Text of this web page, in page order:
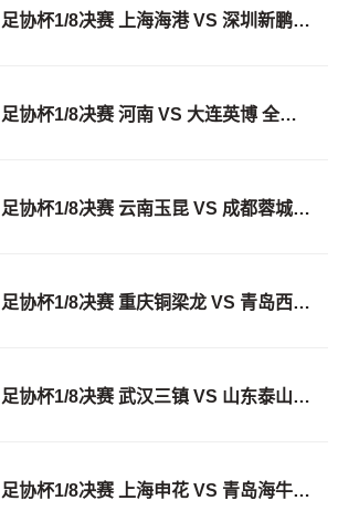
2026年07月21日 足协杯1/8决赛 上海海港 VS 深圳新鹏城 全场录像
2026年07月21日 足协杯1/8决赛 河南 VS 大连英博 全场录像
2026年07月21日 足协杯1/8决赛 云南玉昆 VS 成都蓉城 全场录像
2026年07月21日 足协杯1/8决赛 重庆铜梁龙 VS 青岛西海岸 全场录像
2026年07月21日 足协杯1/8决赛 武汉三镇 VS 山东泰山 全场录像
2026年07月21日 足协杯1/8决赛 上海申花 VS 青岛海牛 全场录像